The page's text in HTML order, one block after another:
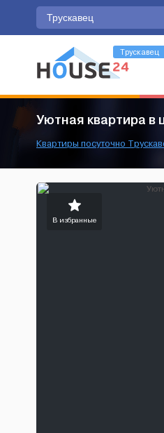
Трускавец
Уютная квартира в
Квартиры посуточно
В избранные